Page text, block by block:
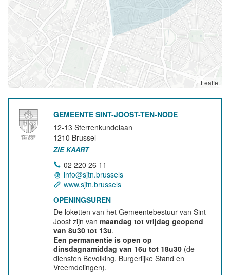
Leaflet
GEMEENTE SINT-JOOST-TEN-NODE
12-13 Sterrenkundelaan
1210 Brussel
ZIE KAART
02 220 26 11
info@sjtn.brussels
www.sjtn.brussels
OPENINGSUREN
De loketten van het Gemeentebestuur van Sint-
Joost zijn vanmaandag tot vrijdag geopend
van 8u30 tot 13u.
Een permanentie is open op
dinsdagnamiddag van 16u tot 18u30 (de
diensten Bevolking, Burgerlijke Stand en
Vreemdelingen).